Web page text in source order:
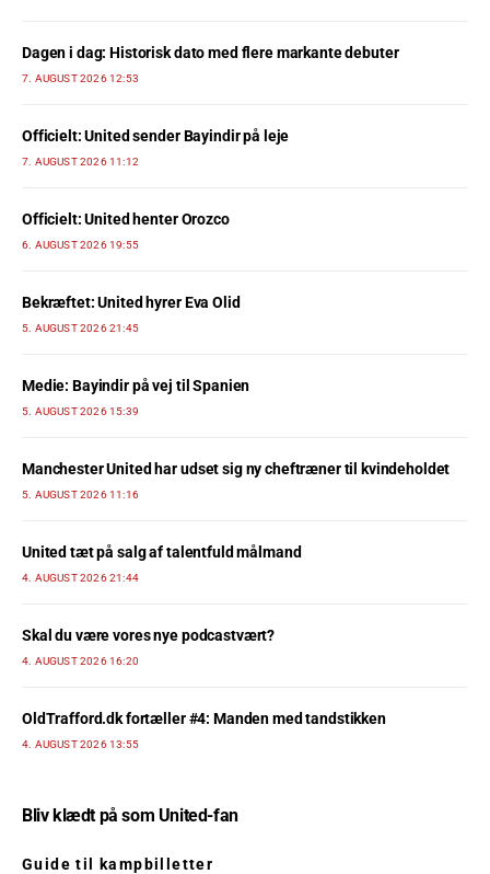
Dagen i dag: Historisk dato med flere markante debuter
7. AUGUST 2026 12:53
Officielt: United sender Bayindir på leje
7. AUGUST 2026 11:12
Officielt: United henter Orozco
6. AUGUST 2026 19:55
Bekræftet: United hyrer Eva Olid
5. AUGUST 2026 21:45
Medie: Bayindir på vej til Spanien
5. AUGUST 2026 15:39
Manchester United har udset sig ny cheftræner til kvindeholdet
5. AUGUST 2026 11:16
United tæt på salg af talentfuld målmand
4. AUGUST 2026 21:44
Skal du være vores nye podcastvært?
4. AUGUST 2026 16:20
OldTrafford.dk fortæller #4: Manden med tandstikken
4. AUGUST 2026 13:55
Bliv klædt på som United-fan
Guide til kampbilletter